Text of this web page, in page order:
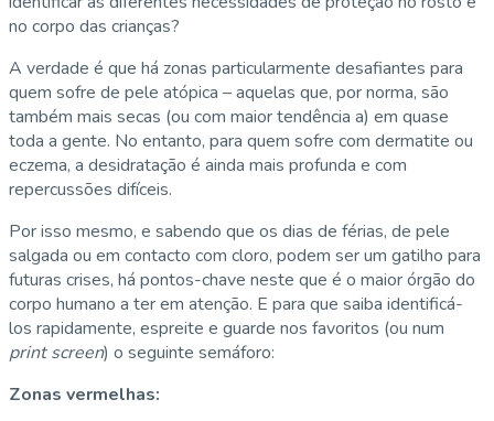
no corpo das crianças?
A verdade é que há zonas particularmente desafiantes para
quem sofre de pele atópica – aquelas que, por norma, são
também mais secas (ou com maior tendência a) em quase
toda a gente. No entanto, para quem sofre com dermatite ou
eczema, a desidratação é ainda mais profunda e com
repercussões difíceis.
Por isso mesmo, e sabendo que os dias de férias, de pele
salgada ou em contacto com cloro, podem ser um gatilho para
futuras crises, há pontos-chave neste que é o maior órgão do
corpo humano a ter em atenção. E para que saiba identificá-
los rapidamente, espreite e guarde nos favoritos (ou num
print screen) o seguinte semáforo:
Zonas vermelhas: